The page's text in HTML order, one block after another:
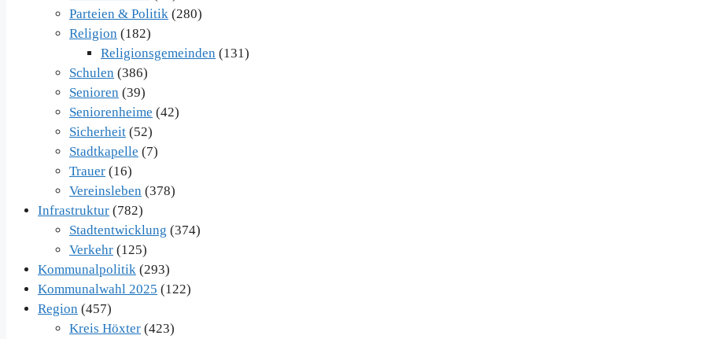
Parteien & Politik (280)
Religion (182)
Religionsgemeinden (131)
Schulen (386)
Senioren (39)
Seniorenheime (42)
Sicherheit (52)
Stadtkapelle (7)
Trauer (16)
Vereinsleben (378)
Infrastruktur (782)
Stadtentwicklung (374)
Verkehr (125)
Kommunalpolitik (293)
Kommunalwahl 2025 (122)
Region (457)
Kreis Höxter (423)